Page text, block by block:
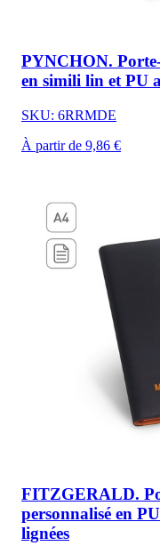
PYNCHON.
en simili lin et PU
SKU: 6RRMDE
À partir de 9,86 €
FITZGERALD.
personnalisé en
lignées